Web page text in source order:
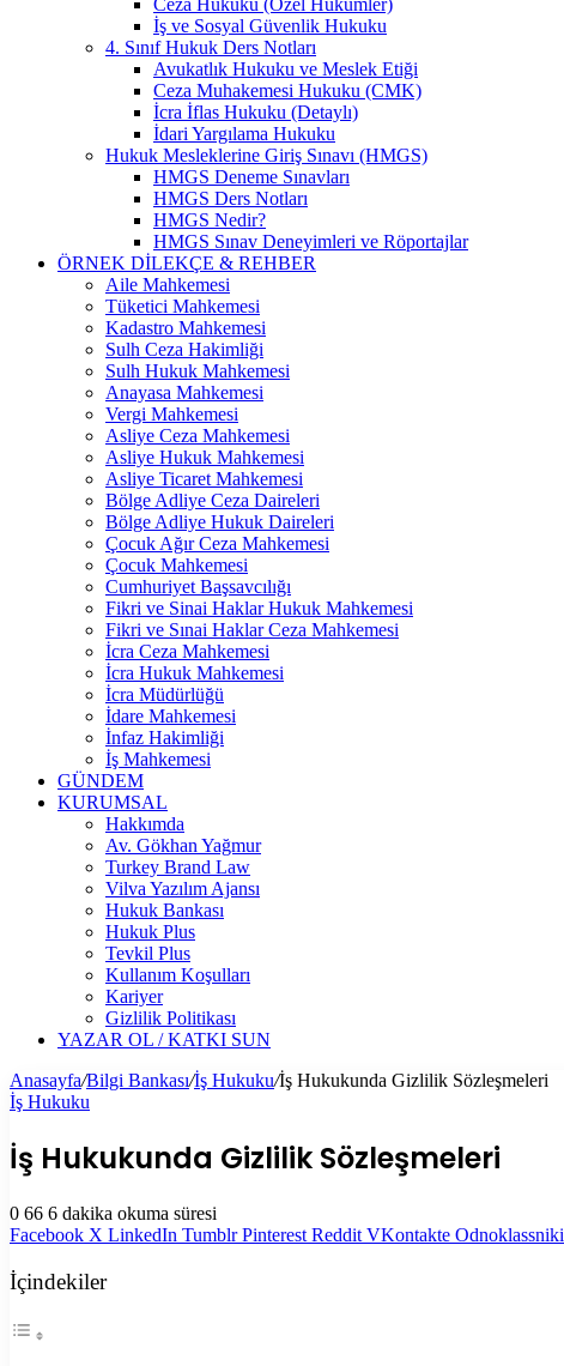
Ceza Hukuku (Özel Hükümler)
İş ve Sosyal Güvenlik Hukuku
4. Sınıf Hukuk Ders Notları
Avukatlık Hukuku ve Meslek Etiği
Ceza Muhakemesi Hukuku (CMK)
İcra İflas Hukuku (Detaylı)
İdari Yargılama Hukuku
Hukuk Mesleklerine Giriş Sınavı (HMGS)
HMGS Deneme Sınavları
HMGS Ders Notları
HMGS Nedir?
HMGS Sınav Deneyimleri ve Röportajlar
ÖRNEK DILEKÇE & REHBER
Aile Mahkemesi
Tüketici Mahkemesi
Kadastro Mahkemesi
Sulh Ceza Hakimliği
Sulh Hukuk Mahkemesi
Anayasa Mahkemesi
Vergi Mahkemesi
Asliye Ceza Mahkemesi
Asliye Hukuk Mahkemesi
Asliye Ticaret Mahkemesi
Bölge Adliye Ceza Daireleri
Bölge Adliye Hukuk Daireleri
Çocuk Ağır Ceza Mahkemesi
Çocuk Mahkemesi
Cumhuriyet Başsavcılığı
Fikri ve Sinai Haklar Hukuk Mahkemesi
Fikri ve Sınai Haklar Ceza Mahkemesi
İcra Ceza Mahkemesi
İcra Hukuk Mahkemesi
İcra Müdürlüğü
İdare Mahkemesi
İnfaz Hakimliği
İş Mahkemesi
GÜNDEM
KURUMSAL
Hakkımda
Av. Gökhan Yağmur
Turkey Brand Law
Vilva Yazılım Ajansı
Hukuk Bankası
Hukuk Plus
Tevkil Plus
Kullanım Koşulları
Kariyer
Gizlilik Politikası
YAZAR OL / KATKI SUN
Anasayfa/Bilgi Bankası/İş Hukuku/İş Hukukunda Gizlilik Sözleşmeleri
İş Hukuku
İş Hukukunda Gizlilik Sözleşmeleri
0 66 6 dakika okuma süresi
Facebook X LinkedIn Tumblr Pinterest Reddit VKontakte Odnoklassniki
İçindekiler